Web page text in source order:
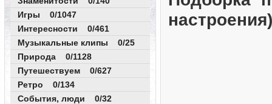
Игры 0/1047
Интересности 0/461
Музыкальные клипы 0/25
Природа 0/1128
Путешествуем 0/627
Ретро 0/134
События, люди 0/32